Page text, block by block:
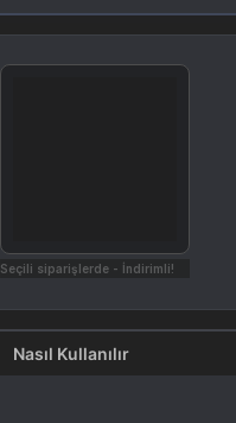
Seçili siparişlerde - İndirimli!
Nasıl Kullanılır